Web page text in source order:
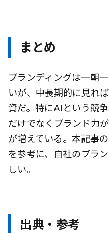
まとめ
ブランディングは一朝
いが、中長期的に見れ
資だ。特にAIという競
だけでなくブランド力
が増えている。本記事
を参考に、自社のブラ
しい。
出典・参考